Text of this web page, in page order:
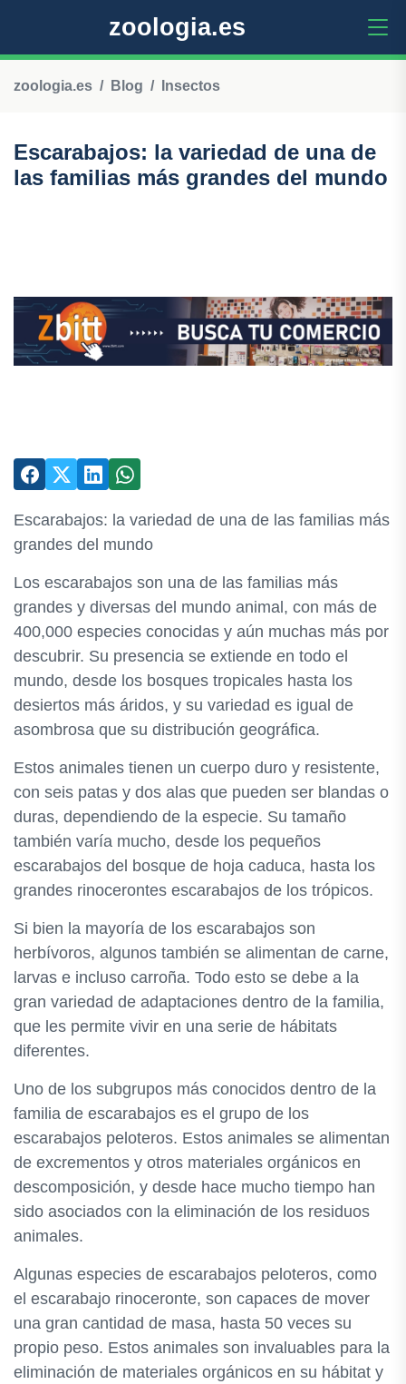
zoologia.es
zoologia.es Blog Insectos
Escarabajos: la variedad de una de
las familias más grandes del mundo
Escarabajos: la variedad de una de las familias más
grandes del mundo
Los escarabajos son una de las familias más
grandes y diversas del mundo animal, con más de
400,000 especies conocidas y aún muchas más por
descubrir. Su presencia se extiende en todo el
mundo, desde los bosques tropicales hasta los
desiertos más áridos, y su variedad es igual de
asombrosa que su distribución geográfica.
Estos animales tienen un cuerpo duro y resistente,
con seis patas y dos alas que pueden ser blandas o
duras, dependiendo de la especie. Su tamaño
también varía mucho, desde los pequeños
escarabajos del bosque de hoja caduca, hasta los
grandes rinocerontes escarabajos de los trópicos.
Si bien la mayoría de los escarabajos son
herbívoros, algunos también se alimentan de carne,
larvas e incluso carroña. Todo esto se debe a la
gran variedad de adaptaciones dentro de la familia,
que les permite vivir en una serie de hábitats
diferentes.
Uno de los subgrupos más conocidos dentro de la
familia de escarabajos es el grupo de los
escarabajos peloteros. Estos animales se alimentan
de excrementos y otros materiales orgánicos en
descomposición, y desde hace mucho tiempo han
sido asociados con la eliminación de los residuos
animales.
Algunas especies de escarabajos peloteros, como
el escarabajo rinoceronte, son capaces de mover
una gran cantidad de masa, hasta 50 veces su
propio peso. Estos animales son invaluables para la
eliminación de materiales orgánicos en su hábitat y